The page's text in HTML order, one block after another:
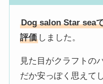
Dog salon Star sea
評価 しました。
見た目がクラフトの
だか安っぽく思えて